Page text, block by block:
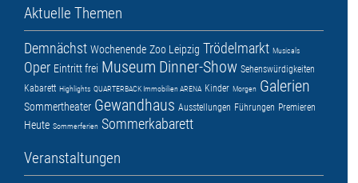
Aktuelle Themen
Demnächst Wochenende Zoo Leipzig Trödelmarkt Musicals
Oper Eintritt frei Museum Dinner-Show Sehenswürdigkeiten
Kabarett Highlights QUARTERBACK Immobilien ARENA Kinder Morgen Galerien
Sommertheater Gewandhaus Ausstellungen Führungen Premieren
Heute Sommerferien Sommerkabarett
Veranstaltungen